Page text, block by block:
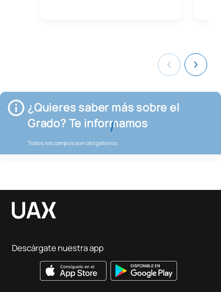
¿Quieres saber más sobre el
Grado? Te informamos
Todos los campos son obligatorios
Descárgate nuestra app